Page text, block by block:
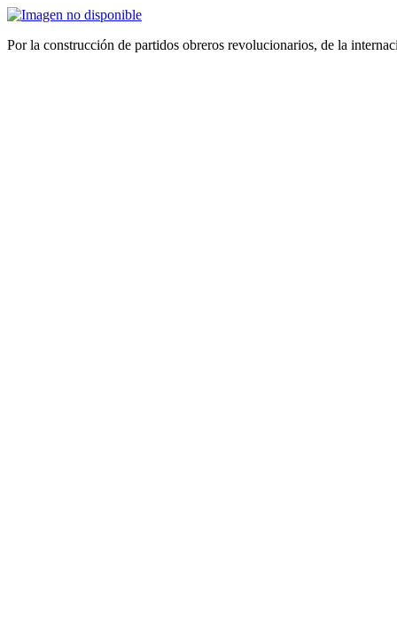
Por la construcción de partidos obreros revolucionarios, de la